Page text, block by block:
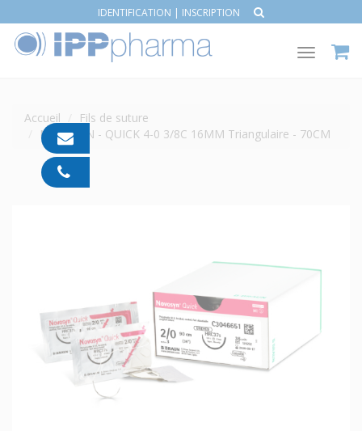
IDENTIFICATION | INSCRIPTION
Toggle
Accueil
Fils de suture
NOVOSYN - QUICK 4-0 3/8C 16MM Triangulaire - 70CM
contact@ipp-
pharma.com
91